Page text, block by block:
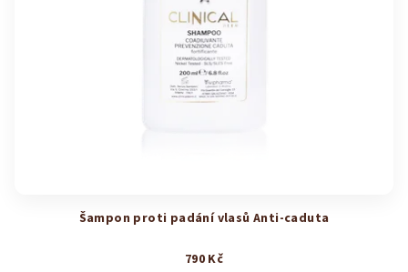
Šampon proti padání vlasů Anti-caduta
790 Kč